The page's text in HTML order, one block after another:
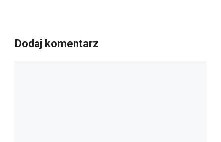
Dodaj komentarz